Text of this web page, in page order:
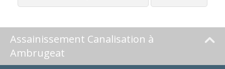
Assainissement Canalisation à
Ambrugeat